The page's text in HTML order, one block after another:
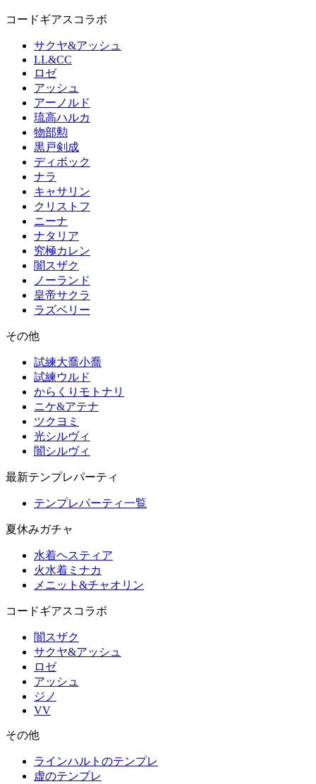
コードギアスコラボ
サクヤ&アッシュ
LL&CC
ロゼ
アッシュ
アーノルド
琉高ハルカ
物部勲
黒戸剣成
ディボック
ナラ
キャサリン
クリストフ
ニーナ
ナタリア
究極カレン
闇スザク
ノーランド
皇帝サクラ
ラズベリー
その他
試練大喬小喬
試練ウルド
からくりモトナリ
ニケ&アテナ
ツクヨミ
光シルヴィ
闇シルヴィ
最新テンプレパーティ
テンプレパーティ一覧
夏休みガチャ
水着ヘスティア
火水着ミナカ
メニット&チャオリン
コードギアスコラボ
闇スザク
サクヤ&アッシュ
ロゼ
アッシュ
ジノ
VV
その他
ラインハルトのテンプレ
虚のテンプレ